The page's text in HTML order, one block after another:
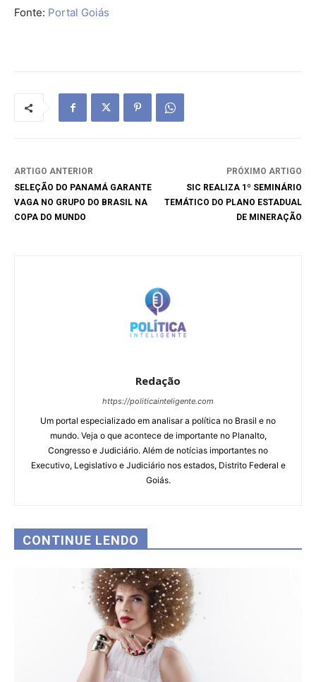
Fonte: Portal Goiás
ARTIGO ANTERIOR
SELEÇÃO DO PANAMÁ GARANTE
VAGA NO GRUPO DO BRASIL NA
COPA DO MUNDO
PRÓXIMO ARTIGO
SIC REALIZA 1º SEMINÁRIO
TEMÁTICO DO PLANO ESTADUAL
DE MINERAÇÃO
Redação
https://politicainteligente.com
Um portal especializado em analisar a política no Brasil e no
mundo. Veja o que acontece de importante no Planalto,
Congresso e Judiciário. Além de notícias importantes no
Executivo, Legislativo e Judiciário nos estados, Distrito Federal e
Goiás.
CONTINUE LENDO